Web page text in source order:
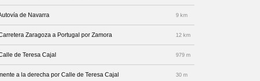
de Navarra 9 km
Zaragoza a Portugal por Zamora 12 km
de Teresa Cajal 979 m
a la derecha por Calle de Teresa Cajal 30 m